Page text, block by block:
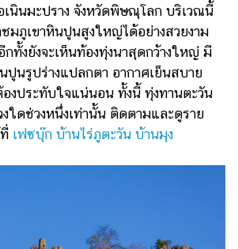
เนินมะปราง จังหวัดพิษณุโลก บริเวณนี้
มภูเขาหินปูนสูงใหญ่ได้อย่างสวยงาม
ทั้งยังจะเห็นท้องทุ่งนาสุดกว้างใหญ่ มี
ปูนรูปร่างแปลกตา อากาศเย็นสบาย
องประทับใจแน่นอน ทั้งนี้ ทุ่งทานตะวัน
ใดช่วงหนึ่งเท่านั้น ติดตามและดูราย
เฟซบุ๊ก บ้านไร่ภูตะวัน บ้านมุง